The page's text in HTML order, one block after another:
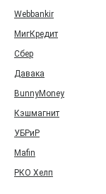
Webbankir
МигКредит
Сбер
Давака
BunnyMoney
Кэшмагнит
УБРиР
Mafin
РКО Хелп